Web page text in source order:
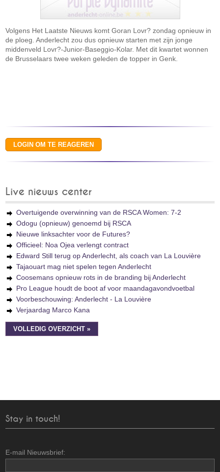
Volgens Het Laatste Nieuws komt Goran Lovr? zondag opnieuw in
de ploeg. Anderlecht zou dus opnieuw starten met zijn jonge
middenveld Lovr?-Junior-Baseggio-Kolar. Met dit kwartet wonnen
de Brusselaars twee weken geleden de topper in Genk.
Live nieuws center
Overtuigende overwinning van de RSCA Women: 7-2
Odogu (opnieuw) genoemd bij RSCA
Nieuwe linksachter voor de Futures?
Officieel: Noa Ojea verlengt contract
Edward Still terug op Anderlecht, als coach van La Louvière
Tajaouart mag niet spelen tegen Anderlecht
Coosemans opnieuw rots in de branding bij Anderlecht
Pro League houdt de boot af voor maandagavondvoetbal
Voorbeschouwing: Anderlecht - La Louvière
Verjaardag Marco Kana
VOLLEDIG OVERZICHT »
Stay in touch!
E-mail Nieuwsbrief: